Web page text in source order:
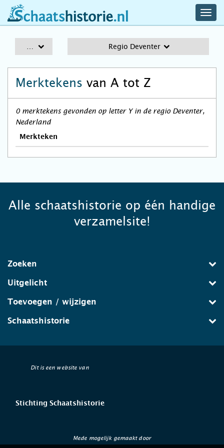
schaatshistorie.nl
Regio Deventer
Merktekens van A tot Z
0 merktekens gevonden op letter Y in de regio Deventer,
Nederland
Merkteken
Alle schaatshistorie op één handige
verzamelsite!
Zoeken
Uitgelicht
Toevoegen / wijzigen
Schaatshistorie
Dit is een website van
Stichting Schaatshistorie
Mede mogelijk gemaakt door